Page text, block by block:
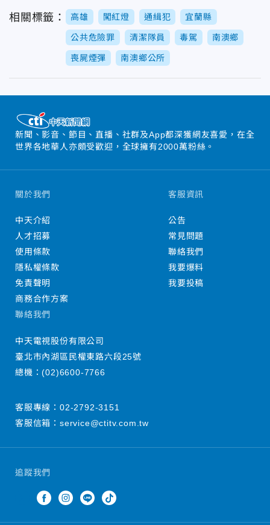
相關標籤： 高雄 闖紅燈 通緝犯 宜蘭縣
公共危險罪 清潔隊員 毒駕 南澳鄉
喪屍煙彈 南澳鄉公所
新聞、影音、節目、直播、社群及App都深獲網友喜愛，在全
世界各地華人亦頗受歡迎，全球擁有2000萬粉絲。
追蹤我們
關於我們
中天介紹
人才招募
使用條款
隱私權條款
免責聲明
商務合作方案
客服資訊
公告
常見問題
聯絡我們
我要爆料
我要投稿
聯絡我們
中天電視股份有限公司
臺北市內湖區民權東路六段25號
總機：(02)6600-7766
客服專線： 02-2792-3151
客服信箱： service@ctitv.com.tw